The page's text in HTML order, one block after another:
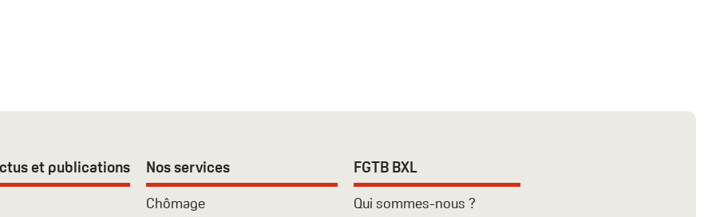
et publications Nos services
Chômage
FGTB BXL
Qui sommes-nous ?